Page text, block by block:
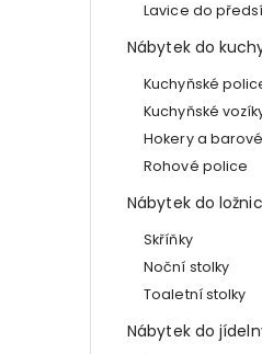
Lavice do
Nábytek do
Kuchyňské
Kuchyňské
Hokery a
Rohové police
Nábytek do
Skříňky
Noční stolky
Toaletní stolky
Nábytek do